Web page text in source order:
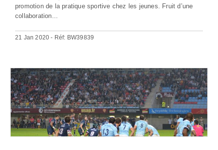
promotion de la pratique sportive chez les jeunes. Fruit d’une
collaboration...
21 Jan 2020 - Réf: BW39839